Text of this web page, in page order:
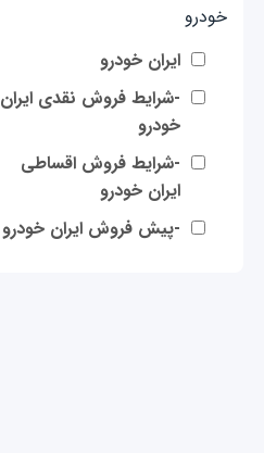
خودرو
ایران خودرو
-شرایط فروش نقدی ایران
خودرو
-شرایط فروش اقساطی
ایران خودرو
-پیش فروش ایران خودرو